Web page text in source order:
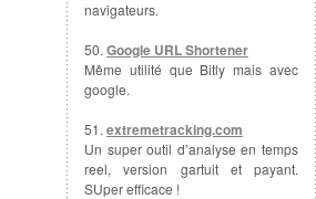
navigateurs.
50. Google URL Shortener
Même utilité que Bitly mais avec
google.
51. extremetracking.com
Un super outil d’analyse en temps
reel, version gartuit et payant.
SUper efficace !